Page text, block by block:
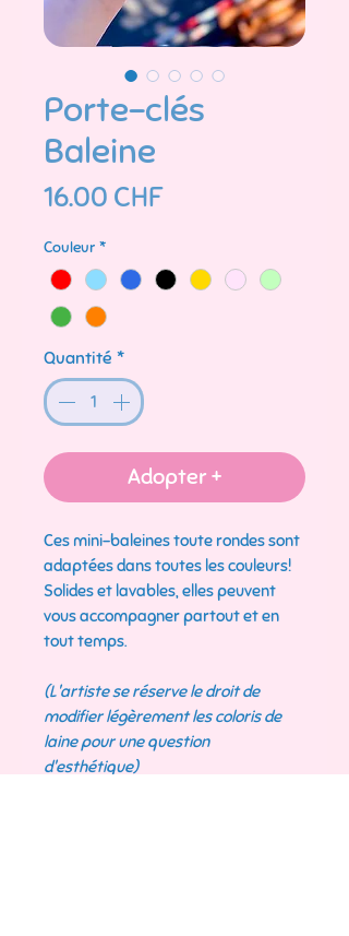
Porte-clés
Baleine
16.00 CHFPrix
Couleur *
Quantité *
Adopter +
Ces mini-baleines toute rondes sont
adaptées dans toutes les couleurs!
Solides et lavables, elles peuvent
vous accompagner partout et en
tout temps.
(L'artiste se réserve le droit de
modifier légèrement les coloris de
laine pour une question
d'esthétique)